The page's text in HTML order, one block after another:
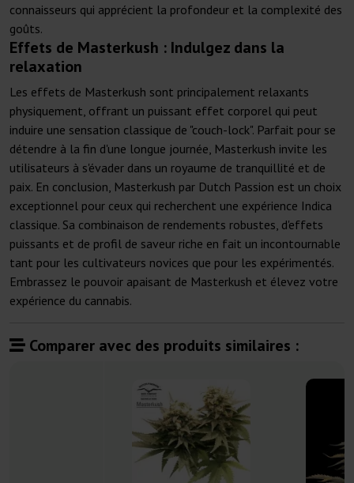
connaisseurs qui apprécient la profondeur et la complexité des
goûts.
Effets de Masterkush : Indulgez dans la
relaxation
Les effets de Masterkush sont principalement relaxants
physiquement, offrant un puissant effet corporel qui peut
induire une sensation classique de "couch-lock". Parfait pour se
détendre à la fin d'une longue journée, Masterkush invite les
utilisateurs à s'évader dans un royaume de tranquillité et de
paix. En conclusion, Masterkush par Dutch Passion est un choix
exceptionnel pour ceux qui recherchent une expérience Indica
classique. Sa combinaison de rendements robustes, d'effets
puissants et de profil de saveur riche en fait un incontournable
tant pour les cultivateurs novices que pour les expérimentés.
Embrassez le pouvoir apaisant de Masterkush et élevez votre
expérience du cannabis.
Comparer avec des produits similaires :